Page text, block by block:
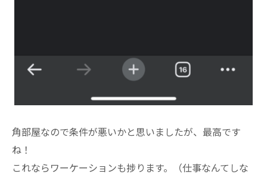
角部屋なので条件が悪いかと思いましたが、最高です
ね！
これならワーケーションも捗ります。（仕事なんてしな